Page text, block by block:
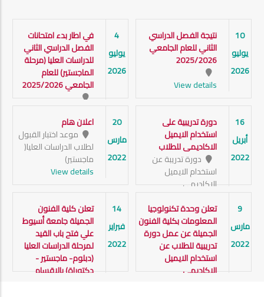
10
يوليو
2026
نتيجة الفصل الدراسي
الثاني للعام الجامعي
2025/2026
View details
4
يوليو
2026
في اطار بدء امتحانات
الفصل الدراسي الثاني
للدراسات العليا (مرحلة
الماجستير) للعام
الجامعي 2025/2026
16
أبريل
2022
دورة تدريبية على
استخدام الايميل
الاكاديمى للطلاب
دورة تدريبة عن
استخدام الايميل
الاكاديمى
20
مارس
2022
اعلان هام
موعد اختبار القبول
لطلاب الدراسات العليا(
ماجستير)
View details
9
مارس
2022
تعلن وحدة تكنولوجيا
المعلومات بكلية الفنون
الجميلة عن عمل دورة
تدريبية للطلاب عن
استخدام الايميل
الاكاديمي
14
فبراير
2022
تعلن كلية الفنون
الجميلة جامعة أسيوط
علي فتح باب القيد
لمرحلة الدراسات العليا
(دبلوم- ماجستير -
دكتوراة) بالاقسام